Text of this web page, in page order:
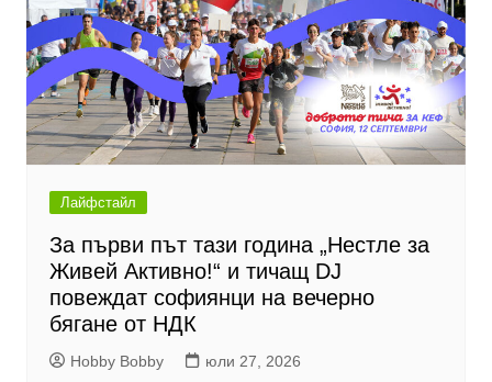
Лайфстайл
За първи път тази година „Нестле за
Живей Активно!“ и тичащ DJ
повеждат софиянци на вечерно
бягане от НДК
Hobby Bobby юли 27, 2026